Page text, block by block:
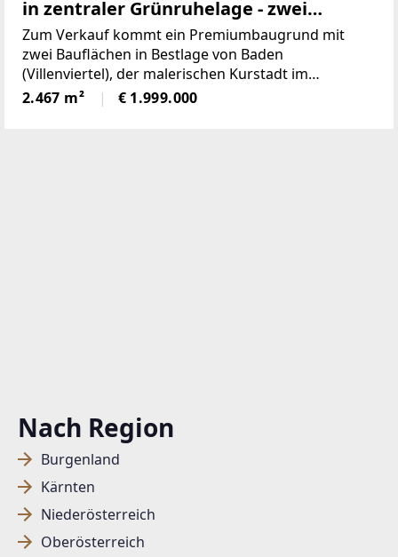
Nach Region
Burgenland
Kärnten
Niederösterreich
Oberösterreich
in zentraler Grünruhelage - zwei
Bauflächen!
Zum Verkauf kommt ein Premiumbaugrund mit
zwei Bauflächen in Bestlage von Baden
(Villenviertel), der malerischen Kurstadt im
Südwesten von Wien.Die Bundeshauptstadt sowie
der Flughafen Wien/Schwechat sind
2.467 m² € 1.999.000